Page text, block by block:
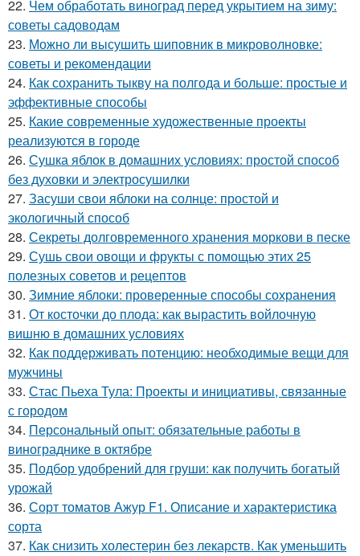
22. Чем обработать виноград перед укрытием на зиму:
советы садоводам
23. Можно ли высушить шиповник в микроволновке:
советы и рекомендации
24. Как сохранить тыкву на полгода и больше: простые и
эффективные способы
25. Какие современные художественные проекты
реализуются в городе
26. Сушка яблок в домашних условиях: простой способ
без духовки и электросушилки
27. Засуши свои яблоки на солнце: простой и
экологичный способ
28. Секреты долговременного хранения моркови в песке
29. Сушь свои овощи и фрукты с помощью этих 25
полезных советов и рецептов
30. Зимние яблоки: проверенные способы сохранения
31. От косточки до плода: как вырастить войлочную
вишню в домашних условиях
32. Как поддерживать потенцию: необходимые вещи для
мужчины
33. Стас Пьеха Тула: Проекты и инициативы, связанные
с городом
34. Персональный опыт: обязательные работы в
винограднике в октябре
35. Подбор удобрений для груши: как получить богатый
урожай
36. Сорт томатов Ажур F1. Описание и характеристика
сорта
37. Как снизить холестерин без лекарств. Как уменьшить